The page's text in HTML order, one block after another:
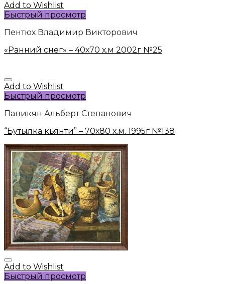
Add to Wishlist
Быстрый просмотр
Пентюх Владимир Викторович
«Ранний снег» – 40х70 х.м 2002г №25
Add to Wishlist
Быстрый просмотр
Папикян Альберт Степанович
“Бутылка кьянти” – 70х80 х.м. 1995г №138
Add to Wishlist
Быстрый просмотр